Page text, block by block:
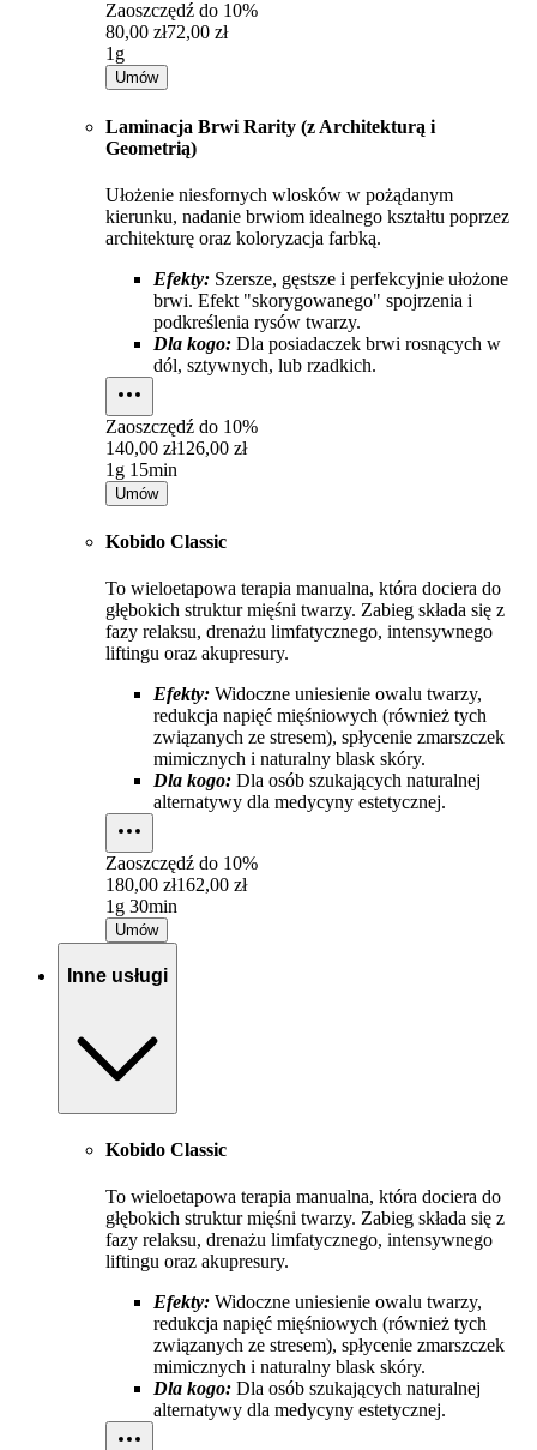
Zaoszczędź do 10%
80,00 zł72,00 zł
1g
Umów
Laminacja Brwi Rarity (z Architekturą i
Geometrią)
Ułożenie niesfornych wlosków w pożądanym
kierunku, nadanie brwiom idealnego kształtu poprzez
architekturę oraz koloryzacja farbką.
Efekty: Szersze, gęstsze i perfekcyjnie ułożone
brwi. Efekt "skorygowanego" spojrzenia i
podkreślenia rysów twarzy.
Dla kogo: Dla posiadaczek brwi rosnących w
dól, sztywnych, lub rzadkich.
Zaoszczędź do 10%
140,00 zł126,00 zł
1g 15min
Umów
Kobido Classic
To wieloetapowa terapia manualna, która dociera do
głębokich struktur mięśni twarzy. Zabieg składa się z
fazy relaksu, drenażu limfatycznego, intensywnego
liftingu oraz akupresury.
Efekty: Widoczne uniesienie owalu twarzy,
redukcja napięć mięśniowych (również tych
związanych ze stresem), spłycenie zmarszczek
mimicznych i naturalny blask skóry.
Dla kogo: Dla osób szukających naturalnej
alternatywy dla medycyny estetycznej.
Zaoszczędź do 10%
180,00 zł162,00 zł
1g 30min
Umów
Inne usługi
Kobido Classic
To wieloetapowa terapia manualna, która dociera do
głębokich struktur mięśni twarzy. Zabieg składa się z
fazy relaksu, drenażu limfatycznego, intensywnego
liftingu oraz akupresury.
Efekty: Widoczne uniesienie owalu twarzy,
redukcja napięć mięśniowych (również tych
związanych ze stresem), spłycenie zmarszczek
mimicznych i naturalny blask skóry.
Dla kogo: Dla osób szukających naturalnej
alternatywy dla medycyny estetycznej.